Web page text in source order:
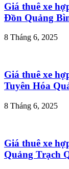
Giá thuê xe
Đồn Quảng
8 Tháng 6, 2025
Giá thuê xe
Tuyên Hóa
8 Tháng 6, 2025
Giá thuê xe
Quảng Trạch